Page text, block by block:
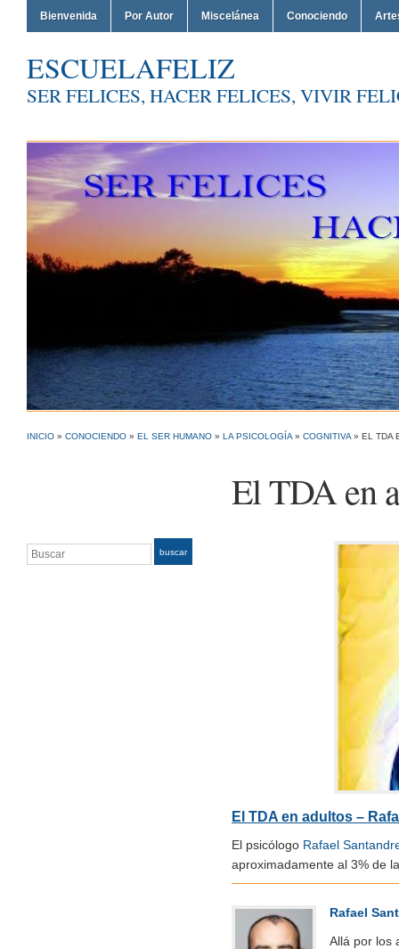
Bienvenida Por Autor Miscelánea Conociendo
ESCUELAFELIZ
SER FELICES, HACER FELICES, VIVIR
INICIO » CONOCIENDO » EL SER HUMANO » LA PSICOLOGÍA » COGNITIVA » EL TDA
El TDA en
Buscar buscar
El TDA en adultos –
El psicólogo Rafael
aproximadamente al 3% de
Rafael
Allá por los